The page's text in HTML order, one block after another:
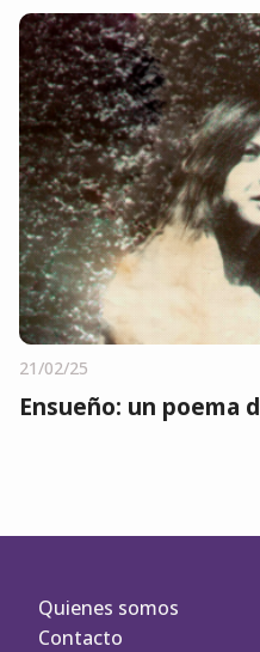
21/02/25
Ensueño: un poema
Quienes somos
Contacto